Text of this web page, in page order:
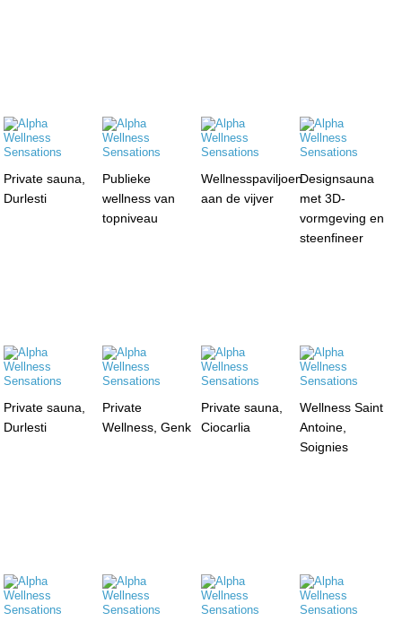
Private sauna,
Durlesti
Publieke
wellness van
topniveau
Wellnesspaviljoen
aan de vijver
Designsauna
met 3D-
vormgeving en
steenfineer
Private sauna,
Durlesti
Private
Wellness, Genk
Private sauna,
Ciocarlia
Wellness Saint
Antoine,
Soignies